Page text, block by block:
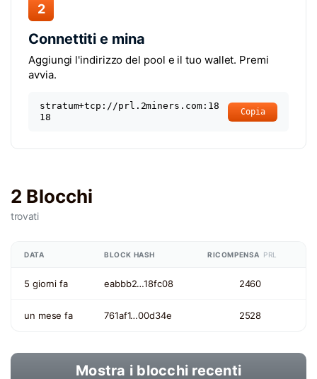
2
Connettiti e mina
Aggiungi l'indirizzo del pool e il tuo wallet. Premi
avvia.
stratum+tcp://prl.2miners.com:18
18
Copia
2 Blocchi
trovati
DATA BLOCK HASH RICOMPENSA PRL
5 giorni fa eabbb2…18fc08 2460
un mese fa 761af1…00d34e 2528
Mostra i blocchi recenti